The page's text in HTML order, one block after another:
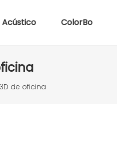
ColorBo
3D de oficina